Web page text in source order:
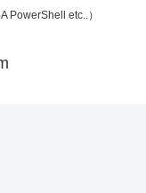
PowerShell etc..）